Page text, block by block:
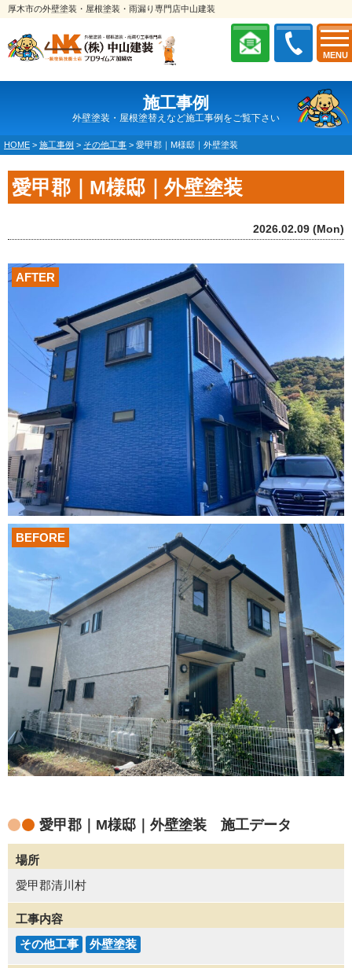
MENU
厚木市の外壁塗装・屋根塗装・雨漏り専門店中山建装
施工事例
外壁塗装・屋根塗替えなど施工事例をご覧下さい
HOME > 施工事例 > その他工事 > 愛甲郡｜M様邸｜外壁塗装
愛甲郡｜M様邸｜外壁塗装
2026.02.09 (Mon)
AFTER
BEFORE
愛甲郡｜M様邸｜外壁塗装 施工データ
場所
愛甲郡清川村
工事内容
その他工事
外壁塗装